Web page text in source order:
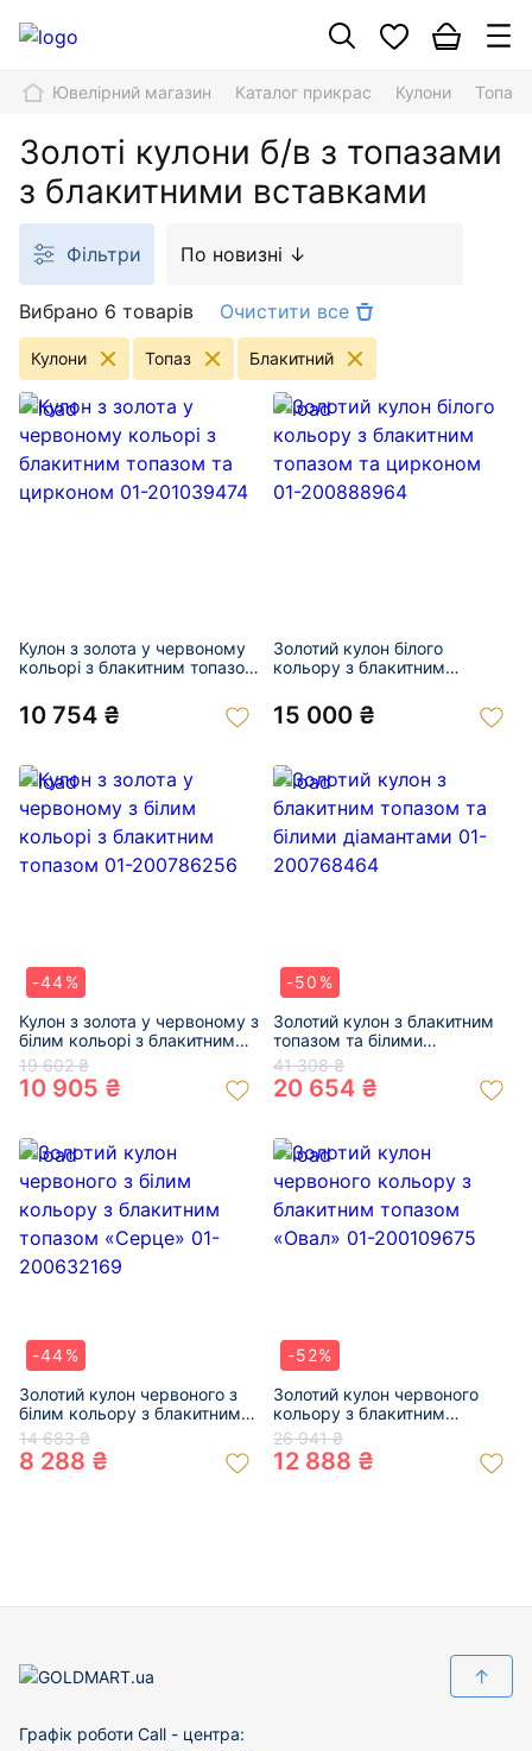
Ювелірний магазин Каталог прикрас Кулони Топаз
Золоті кулони б/в з топазами
з блакитними вставками
Вибрано 6 товарів Очистити все
Кулони Топаз Блакитний
Фільтри По новизні ↓
Кулон з золота у червоному
кольорі з блакитним топазом
10 754 ₴
Золотий кулон білого
кольору з блакитним
200888964
15 000 ₴
-44%
Кулон з золота у червоному з
білим кольорі з блакитним
топазом 01-200786256
19 602 ₴
10 905 ₴
-50%
Золотий кулон з блакитним
топазом та білими
діамантами 01-200768464
41 308 ₴
20 654 ₴
-44%
Золотий кулон червоного з
білим кольору з блакитним
топазом «Серце» 01-
200632169
14 683 ₴
8 288 ₴
-52%
Золотий кулон червоного
кольору з блакитним
топазом «Овал» 01-
200109675
26 941 ₴
12 888 ₴
↑
Графік роботи Call - центра: